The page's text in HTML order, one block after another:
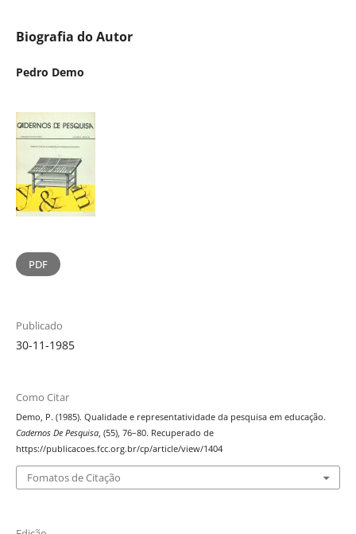
Biografia do Autor
Pedro Demo
PDF
Publicado
30-11-1985
Como Citar
Demo, P. (1985). Qualidade e representatividade da pesquisa em educação.
Cadernos De Pesquisa, (55), 76–80. Recuperado de
https://publicacoes.fcc.org.br/cp/article/view/1404
Fomatos de Citação